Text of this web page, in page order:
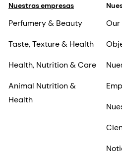
Nuestras empresas
Perfumery & Beauty
Taste, Texture & Health
Health, Nutrition & Care
Animal Nutrition &
Health